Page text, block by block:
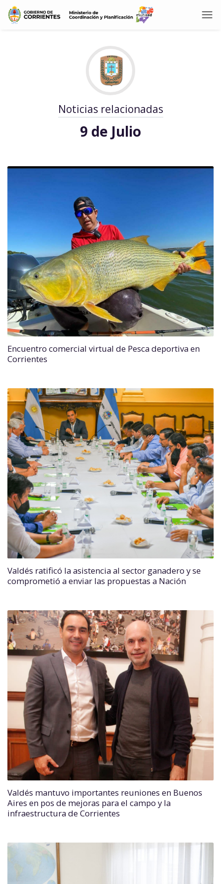
Noticias relacionadas
9 de Julio
Encuentro comercial virtual de Pesca deportiva en
Corrientes
Valdés ratificó la asistencia al sector ganadero y se
comprometió a enviar las propuestas a Nación
Valdés mantuvo importantes reuniones en Buenos
Aires en pos de mejoras para el campo y la
infraestructura de Corrientes